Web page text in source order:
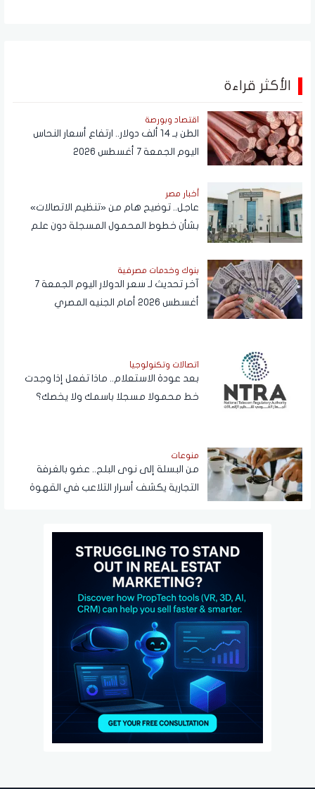
الأكثر قراءة
اقتصاد وبورصة
الطن بـ 14 ألف دولار.. ارتفاع أسعار النحاس
اليوم الجمعة 7 أغسطس 2026
أخبار مصر
عاجل.. توضيح هام من «تنظيم الاتصالات»
بشأن خطوط المحمول المسجلة دون علم
بنوك وخدمات مصرفية
آخر تحديث لـ سعر الدولار اليوم الجمعة 7
أغسطس 2026 أمام الجنيه المصري
اتصالات وتكنولوجيا
بعد عودة الاستعلام.. ماذا تفعل إذا وجدت
خط محمولا مسجلا باسمك ولا يخصك؟
منوعات
من البسلة إلى نوى البلح.. عضو بالغرفة
التجارية يكشف أسرار التلاعب في القهوة